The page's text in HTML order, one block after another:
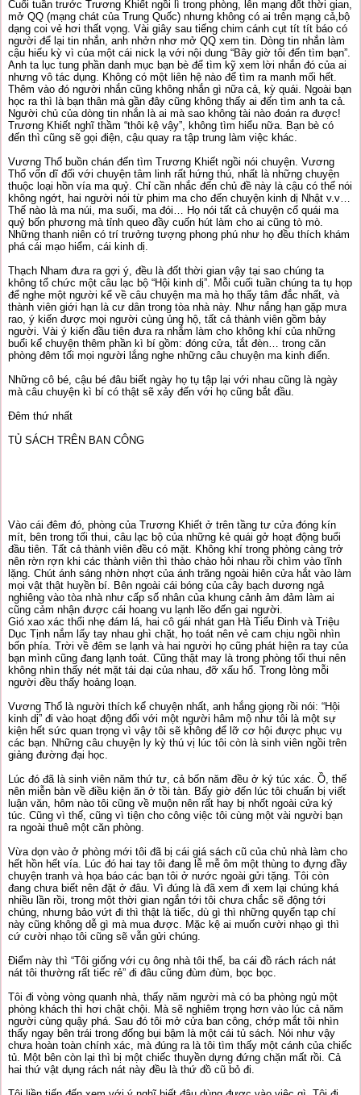
Cuối tuần trước Trương Khiết ngồi lì trong phòng, lên mạng đốt thời gian,
mở QQ (mạng chát của Trung Quốc) nhưng không có ai trên mạng cả,bộ
dạng coi vẻ hơi thất vọng. Vài giây sau tiếng chim cánh cụt tít tít báo có
người để lại tin nhắn, anh nhởn nhơ mở QQ xem tin. Dòng tin nhắn làm
cậu hiếu kỳ vì của một cái nick lạ với nội dung “Bây giờ tôi đến tìm bạn”.
Anh ta lục tung phần danh mục bạn bè để tìm kỹ xem lời nhắn đó của ai
nhưng vô tác dụng. Không có một liên hệ nào để tìm ra manh mối hết.
Thêm vào đó người nhắn cũng không nhắn gì nữa cả, kỳ quái. Ngoài bạn
học ra thì là bạn thân mà gần đây cũng không thấy ai đến tìm anh ta cả.
Người chủ của dòng tin nhắn là ai mà sao không tài nào đoán ra được!
Trương Khiết nghĩ thầm “thôi kệ vậy”, không tìm hiểu nữa. Bạn bè có
đến thì cũng sẽ gọi điện, cậu quay ra tập trung làm việc khác.
Vương Thổ buồn chán đến tìm Trương Khiết ngồi nói chuyện. Vương
Thổ vốn dĩ đối với chuyện tâm linh rất hứng thú, nhất là những chuyện
thuộc loại hồn vía ma quỷ. Chỉ cần nhắc đến chủ đề này là cậu có thể nói
không ngớt, hai người nói từ phim ma cho đến chuyện kinh dị Nhật v.v…
Thế nào là ma núi, ma suối, ma đói… Họ nói tất cả chuyện cổ quái ma
quỷ bốn phương mà tỉnh queo đầy cuốn hút làm cho ai cũng tò mò.
Những thanh niên có trí trưởng tượng phong phú như họ đều thích khám
phá cái mạo hiểm, cái kinh dị.
Thạch Nham đưa ra gợi ý, đều là đốt thời gian vậy tại sao chúng ta
không tổ chức một câu lạc bộ “Hội kinh dị”. Mỗi cuối tuần chúng ta tụ họp
để nghe một người kể về câu chuyện ma mà họ thấy tâm đắc nhất, và
thành viên giới hạn là cư dân trong tòa nhà này. Như nắng hạn gặp mưa
rao, ý kiến được mọi người cùng ủng hộ, tất cả thành viên gồm bảy
người. Vài ý kiến đầu tiên đưa ra nhắm làm cho không khí của những
buổi kể chuyện thêm phần kì bí gồm: đóng cửa, tắt đèn… trong căn
phòng đêm tối mọi người lắng nghe những câu chuyện ma kinh điển.
Những cô bé, cậu bé đâu biết ngày họ tụ tập lại với nhau cũng là ngày
mà câu chuyện kì bí có thật sẽ xảy đến với họ cũng bắt đầu.
Đêm thứ nhất
TỦ SÁCH TRÊN BAN CÔNG
Vào cái đêm đó, phòng của Trương Khiết ở trên tầng tư cửa đóng kín
mít, bên trong tối thui, câu lạc bộ của những kẻ quái gở hoạt động buổi
đầu tiên. Tất cả thành viên đều có mặt. Không khí trong phòng càng trở
nên rờn rợn khi các thành viên thì thào chào hỏi nhau rồi chìm vào tĩnh
lặng. Chút ánh sáng nhờn nhợt của ánh trăng ngoài hiên cửa hắt vào làm
mọi vật thật huyền bí. Bên ngoài cái bóng của cây bạch dương ngả
nghiêng vào tòa nhà như cấp số nhân của khung cảnh ảm đảm làm ai
cũng cảm nhận được cái hoang vu lạnh lẽo đến gai người.
Gió xao xác thổi nhẹ đám lá, hai cô gái nhát gan Hà Tiểu Đinh và Triệu
Dục Tịnh nắm lấy tay nhau ghì chặt, họ toát nên vẻ cam chịu ngồi nhìn
bốn phía. Trời về đêm se lạnh và hai người họ cũng phát hiện ra tay của
bạn mình cũng đang lạnh toát. Cũng thật may là trong phòng tối thui nên
không nhìn thấy nét mặt tái dại của nhau, đỡ xấu hổ. Trong lòng mỗi
người đều thấy hoảng loạn.
Vương Thổ là người thích kể chuyện nhất, anh hắng giọng rồi nói: “Hội
kinh dị” đi vào hoạt động đối với một người hâm mộ như tôi là một sự
kiện hết sức quan trọng vì vậy tôi sẽ không để lỡ cơ hội được phục vụ
các bạn. Những câu chuyện ly kỳ thú vị lúc tôi còn là sinh viên ngồi trên
giảng đường đại học.
Lúc đó đã là sinh viên năm thứ tư, cả bốn năm đều ở ký túc xác. Ồ, thế
nên miễn bàn về điều kiện ăn ở tồi tàn. Bấy giờ đến lúc tôi chuẩn bị viết
luận văn, hôm nào tôi cũng về muộn nên rất hay bị nhốt ngoài cửa ký
túc. Cũng vì thế, cũng vì tiện cho công việc tôi cùng một vài người bạn
ra ngoài thuê một căn phòng.
Vừa dọn vào ở phòng mới tôi đã bị cái giá sách cũ của chủ nhà làm cho
hết hồn hết vía. Lúc đó hai tay tôi đang lễ mễ ôm một thùng to đựng đầy
chuyện tranh và họa báo các bạn tôi ở nước ngoài gửi tặng. Tôi còn
đang chưa biết nên đặt ở đâu. Vì đúng là đã xem đi xem lại chúng khá
nhiều lần rồi, trong một thời gian ngắn tới tôi chưa chắc sẽ động tới
chúng, nhưng bảo vứt đi thì thật là tiếc, dù gì thì những quyển tạp chí
này cũng không dễ gì mà mua được. Mặc kệ ai muốn cười nhạo gì thì
cứ cười nhạo tôi cũng sẽ vẫn gửi chúng.
Điểm này thì “Tôi giống với cụ ông nhà tôi thế, ba cái đồ rách rách nát
nát tôi thường rất tiếc rẻ” đi đâu cũng đùm đùm, bọc bọc.
Tôi đi vòng vòng quanh nhà, thấy năm người mà có ba phòng ngủ một
phòng khách thì hơi chật chội. Mà sẽ nghiêm trọng hơn vào lúc cả năm
người cùng quậy phá. Sau đó tôi mở cửa ban công, chớp mắt tôi nhìn
thấy ngay bên trái trong đống bụi bậm là một cái tủ sách. Nói như vậy
chưa hoàn toàn chính xác, mà đúng ra là tôi tìm thấy một cánh của chiếc
tủ. Một bên còn lại thì bị một chiếc thuyền dựng đứng chặn mất rồi. Cả
hai thứ vật dụng rách nát này đều là thứ đồ cũ bỏ đi.